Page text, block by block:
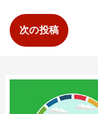
次の投稿